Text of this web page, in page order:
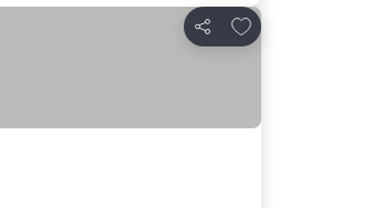
Compartir
Agregar a favoritos